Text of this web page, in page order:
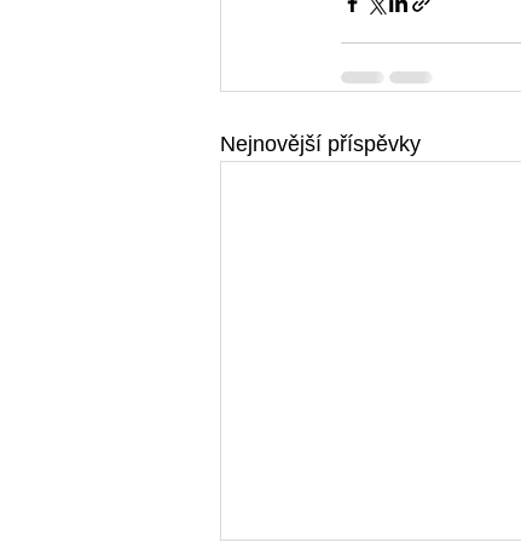
Nejnovější příspěvky